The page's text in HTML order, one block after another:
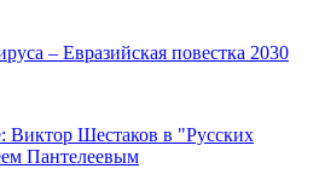
– Евразийская повестка 2030
Виктор Шестаков в "Русских
Пантелеевым